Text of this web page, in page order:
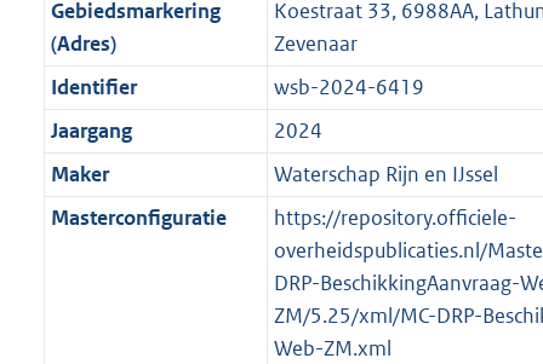
f
o
m
a
a
b
n
f
r
m
a
b
i
n
o
r
m
b
e
i
f
o
r
m
5
o
o
t
t
e
:
2
K
b
r
o
o
t
e
:
2
K
b
Gebiedsmarkering
(Adres)
Koestraat 33, 6988AA,
Zevenaar
Identifier
wsb-2024-6419
Jaargang
2024
Maker
Waterschap Rijn en IJssel
Masterconfiguratie
https://repository.officiele-
overheidspublicaties.nl/
DRP-BeschikkingAanvraag-
ZM/5.25/xml/MC-DRP-
Web-ZM.xml